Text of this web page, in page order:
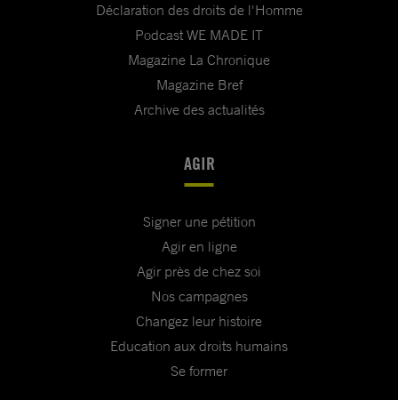
Déclaration des droits de l'Homme
Podcast WE MADE IT
Magazine La Chronique
Magazine Bref
Archive des actualités
AGIR
Signer une pétition
Agir en ligne
Agir près de chez soi
Nos campagnes
Changez leur histoire
Education aux droits humains
Se former